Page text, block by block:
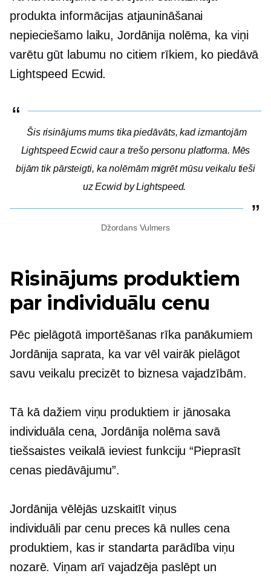
produkta informācijas atjaunināšanai
nepieciešamo laiku, Jordānija nolēma, ka viņi
varētu gūt labumu no citiem rīkiem, ko piedāvā
Lightspeed Ecwid.
Šis risinājums mums tika piedāvāts, kad izmantojām
Lightspeed Ecwid caur atrešo personuplatforma. Mēs
bijām tik pārsteigti, ka nolēmām migrēt mūsu veikalu tieši
uz Ecwid by Lightspeed.
Džordans Vulmers
Risinājums produktiem
par individuālu cenu
Pēc pielāgotā importēšanas rīka panākumiem
Jordānija saprata, ka var vēl vairāk pielāgot
savu veikalu precizētto biznesa vajadzībām.
Tā kā dažiem viņu produktiem ir jānosaka
individuāla cena, Jordānija nolēma savā
tiešsaistes veikalā ieviest funkciju “Pieprasīt
cenas piedāvājumu”.
Jordānija vēlējās uzskaitīt viņus
individuāli par cenu preces kā nulles cena
produktiem, kas ir standarta parādība viņu
nozarē. Viņam arī vajadzēja paslēpt un